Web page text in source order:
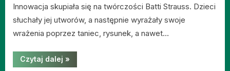
Innowacja skupiała się na twórczości Batti Strauss. Dzieci
słuchały jej utworów, a następnie wyrażały swoje
wrażenia poprzez taniec, rysunek, a nawet…
Czytaj dalej “Innowacja
pedagogiczna
»